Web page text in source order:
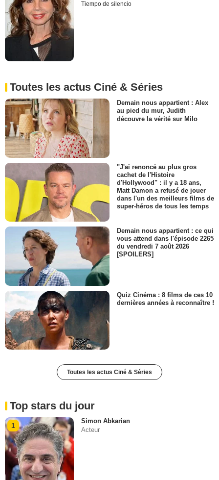
Tiempo de silencio
Toutes les actus Ciné & Séries
Demain nous appartient : Alex
au pied du mur, Judith
découvre la vérité sur Milo
"J'ai renoncé au plus gros
cachet de l'Histoire
d'Hollywood" : il y a 18 ans,
Matt Damon a refusé de jouer
dans l'un des meilleurs films de
super-héros de tous les temps
Demain nous appartient : ce qui
vous attend dans l'épisode 2265
du vendredi 7 août 2026
[SPOILERS]
Quiz Cinéma : 8 films de ces 10
dernières années à reconnaître !
Toutes les actus Ciné & Séries
Top stars du jour
1
Simon Abkarian
Acteur